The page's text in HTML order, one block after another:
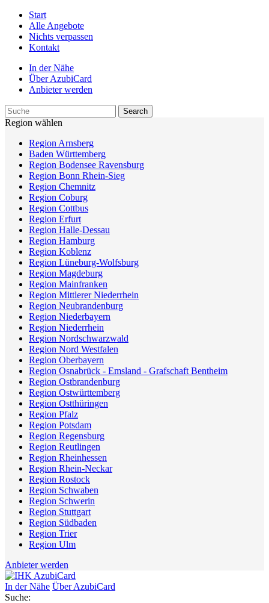
Start
Alle Angebote
Nichts verpassen
Kontakt
In der Nähe
Über AzubiCard
Anbieter werden
Region wählen
Region Arnsberg
Baden Württemberg
Region Bodensee Ravensburg
Region Bonn Rhein-Sieg
Region Chemnitz
Region Coburg
Region Cottbus
Region Erfurt
Region Halle-Dessau
Region Hamburg
Region Koblenz
Region Lüneburg-Wolfsburg
Region Magdeburg
Region Mainfranken
Region Mittlerer Niederrhein
Region Neubrandenburg
Region Niederbayern
Region Niederrhein
Region Nordschwarzwald
Region Nord Westfalen
Region Oberbayern
Region Osnabrück - Emsland - Grafschaft Bentheim
Region Ostbrandenburg
Region Ostwürttemberg
Region Ostthüringen
Region Pfalz
Region Potsdam
Region Regensburg
Region Reutlingen
Region Rheinhessen
Region Rhein-Neckar
Region Rostock
Region Schwaben
Region Schwerin
Region Stuttgart
Region Südbaden
Region Trier
Region Ulm
Anbieter werden
In der Nähe Über AzubiCard
Suche: